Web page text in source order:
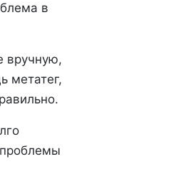
в
вручную,
метатег,